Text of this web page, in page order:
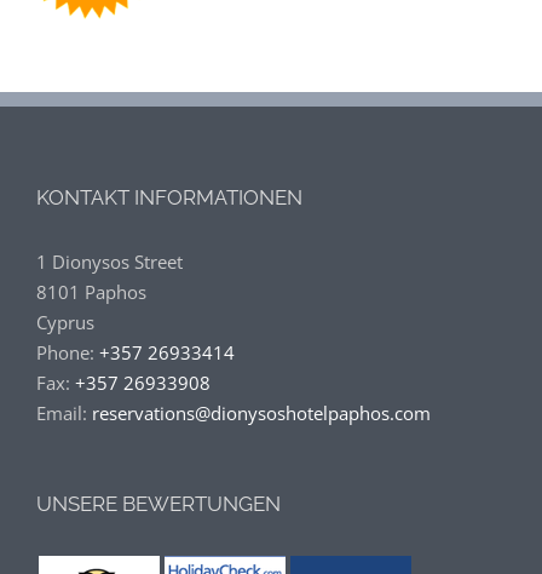
KONTAKT INFORMATIONEN
1 Dionysos Street
8101 Paphos
Cyprus
Phone: +357 26933414
Fax: +357 26933908
Email: reservations@dionysoshotelpaphos.com
UNSERE BEWERTUNGEN